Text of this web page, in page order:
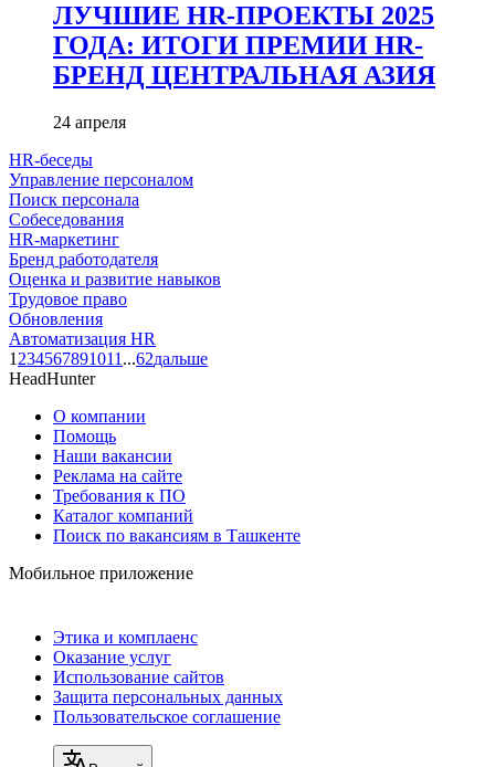
ЛУЧШИЕ HR-ПРОЕКТЫ 2025
ГОДА: ИТОГИ ПРЕМИИ HR-
БРЕНД ЦЕНТРАЛЬНАЯ АЗИЯ
24 апреля
HR-беседы
Управление персоналом
Поиск персонала
Собеседования
HR-маркетинг
Бренд работодателя
Оценка и развитие навыков
Трудовое право
Обновления
Автоматизация HR
1 234567891011 ...62дальше
HeadHunter
О компании
Помощь
Наши вакансии
Реклама на сайте
Требования к ПО
Каталог компаний
Поиск по вакансиям в Ташкенте
Мобильное приложение
Этика и комплаенс
Оказание услуг
Использование сайтов
Защита персональных данных
Пользовательское соглашение